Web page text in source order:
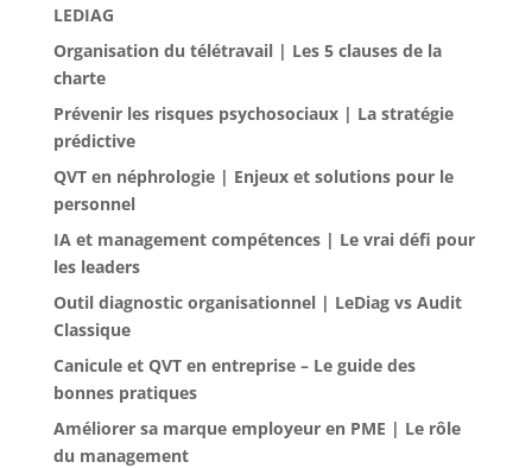
LEDIAG
Organisation du télétravail | Les 5 clauses de la
charte
Prévenir les risques psychosociaux | La stratégie
prédictive
QVT en néphrologie | Enjeux et solutions pour le
personnel
IA et management compétences | Le vrai défi pour
les leaders
Outil diagnostic organisationnel | LeDiag vs Audit
Classique
Canicule et QVT en entreprise – Le guide des
bonnes pratiques
Améliorer sa marque employeur en PME | Le rôle
du management